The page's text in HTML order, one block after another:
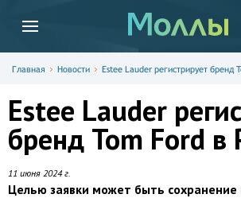
Главная Новости Estee Lauder регистрирует бренд
Estee Lauder
бренд Tom Ford в
11 июня 2024 г.
Целью заявки может быть сохранение